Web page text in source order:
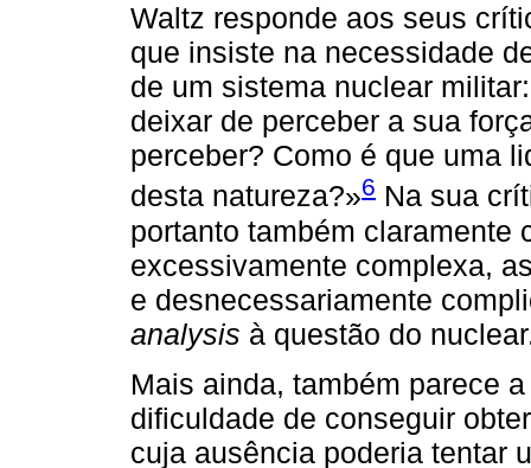
Waltz responde aos seus
que insiste na necessidade
de um sistema nuclear
deixar de perceber a sua
perceber? Como é que uma
desta natureza?»6 Na sua
portanto também claramente
excessivamente complexa,
e desnecessariamente
analysis à questão do
Mais ainda, também parece
dificuldade de conseguir
cuja ausência poderia tentar